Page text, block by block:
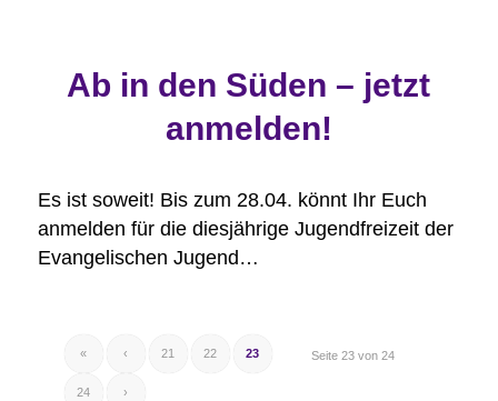
Ab in den Süden – jetzt
anmelden!
Es ist soweit! Bis zum 28.04. könnt Ihr Euch
anmelden für die diesjährige Jugendfreizeit der
Evangelischen Jugend…
Seite 23 von 24
« ‹ 21 22 23
24 ›